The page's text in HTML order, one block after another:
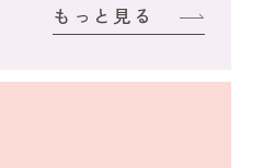
もっと見る